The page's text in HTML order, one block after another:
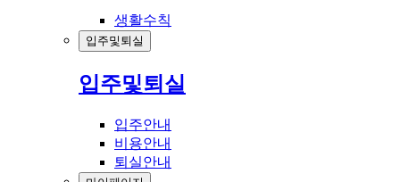
생활수칙
입주및퇴실
입주및퇴실
입주안내
비용안내
퇴실안내